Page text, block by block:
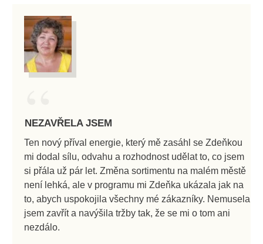
“
NEZAVŘELA JSEM
Ten nový příval energie, který mě zasáhl se Zdeňkou
mi dodal sílu, odvahu a rozhodnost udělat to, co jsem
si přála už pár let. Změna sortimentu na malém městě
není lehká, ale v programu mi Zdeňka ukázala jak na
to, abych uspokojila všechny mé zákazníky. Nemusela
jsem zavřít a navýšila tržby tak, že se mi o tom ani
nezdálo.